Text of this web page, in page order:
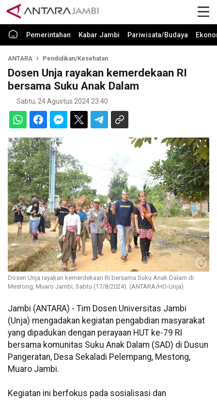
Pemerintahan Kabar Jambi Pariwisata/Budaya
ANTARA Pendidikan/Kesehatan
Dosen Unja rayakan kemerdekaan RI
bersama Suku Anak Dalam
Sabtu, 24 Agustus 2024 23:40
Dosen Unja rayakan kemerdekaan RI bersama Suku Anak Dalam di
Mestong, Muaro Jambi, Sabtu (17/8/2024). (ANTARA/HO-Unja)
Jambi (ANTARA) - Tim Dosen Universitas Jambi
(Unja) mengadakan kegiatan pengabdian masyarakat
yang dipadukan dengan perayaan HUT ke-79 RI
bersama komunitas Suku Anak Dalam (SAD) di Dusun
Pangeratan, Desa Sekaladi Pelempang, Mestong,
Muaro Jambi.
Kegiatan ini berfokus pada sosialisasi dan